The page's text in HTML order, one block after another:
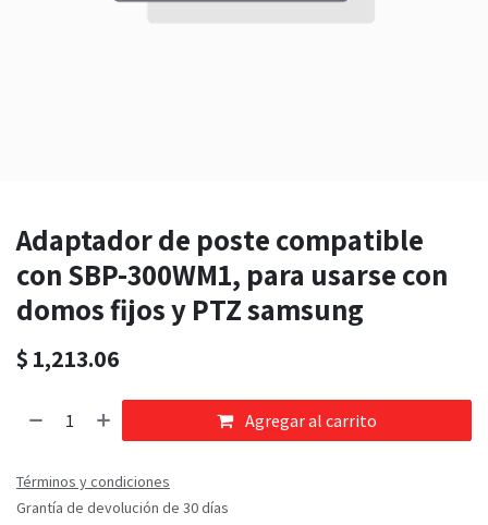
Adaptador de poste compatible
con SBP-300WM1, para usarse con
domos fijos y PTZ samsung
$ 1,213.06
Agregar al carrito
Términos y condiciones
Grantía de devolución de 30 días